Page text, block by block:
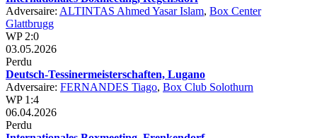
Adversaire: ALTINTAS Ahmed Yasar Islam, Box Center
Glattbrugg
WP 2:0
03.05.2026
Perdu
Deutsch-Tessinermeisterschaften, Lugano
Adversaire: FERNANDES Tiago, Box Club Solothurn
WP 1:4
06.04.2026
Perdu